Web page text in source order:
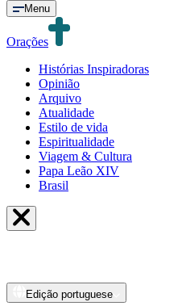
Menu
Orações
Histórias Inspiradoras
Opinião
Arquivo
Atualidade
Estilo de vida
Espiritualidade
Viagem & Cultura
Papa Leão XIV
Brasil
Edição portuguese